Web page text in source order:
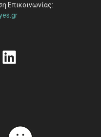
Επικοινωνίας:
Linkedin